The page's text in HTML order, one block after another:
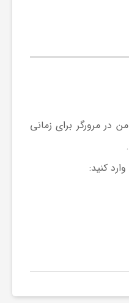
در مرورگر برای زمانی
کنید: